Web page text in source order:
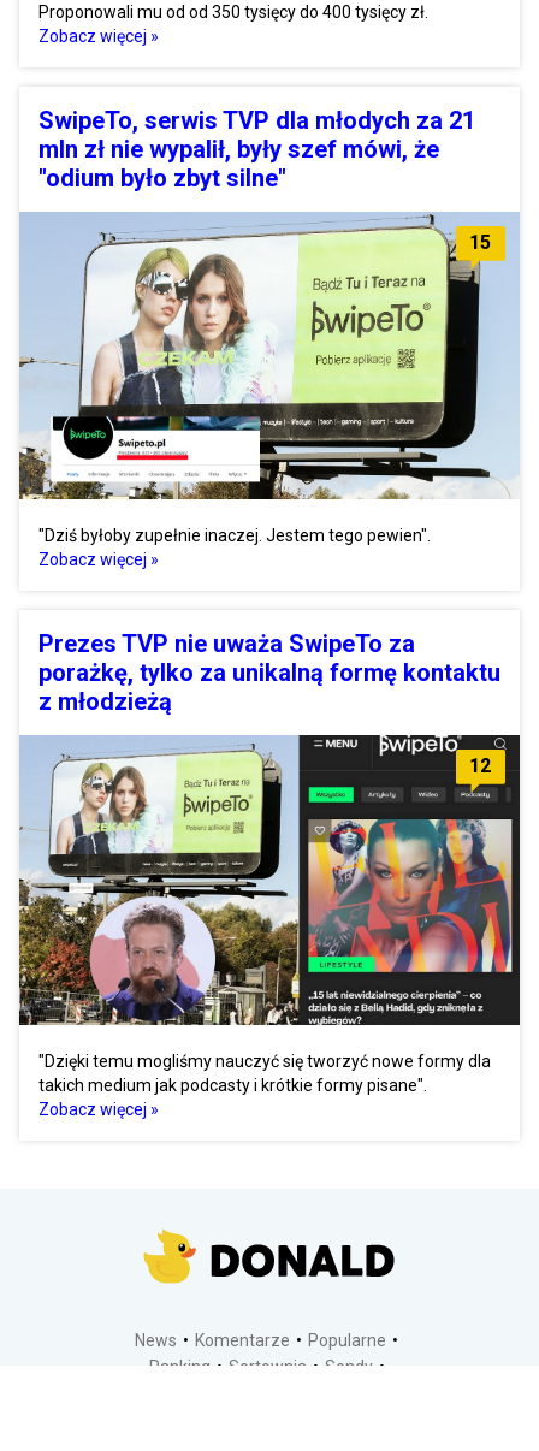
Proponowali mu od od 350 tysięcy do 400 tysięcy zł. ​​
Zobacz więcej »
SwipeTo, serwis TVP dla młodych za 21
mln zł nie wypalił, były szef mówi, że
"odium było zbyt silne"
15
"Dziś byłoby zupełnie inaczej. Jestem tego pewien".
Zobacz więcej »
Prezes TVP nie uważa SwipeTo za
porażkę, tylko za unikalną formę kontaktu
z młodzieżą
12
"Dzięki temu mogliśmy nauczyć się tworzyć nowe formy dla
takich medium jak podcasty i krótkie formy pisane".
Zobacz więcej »
News Komentarze
Popularne
Ranking
Sortownia
Sondy